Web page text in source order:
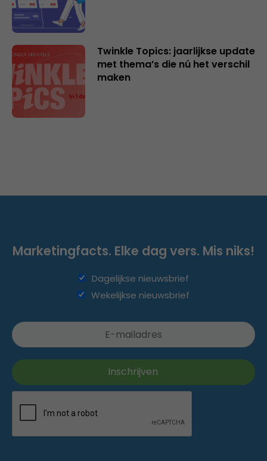
Twinkle Topics: jaarlijkse update
met thema’s die nú het verschil
maken
Marketingfacts. Elke dag vers. Mis niks!
Dagelijkse nieuwsbrief
Wekelijkse nieuwsbrief